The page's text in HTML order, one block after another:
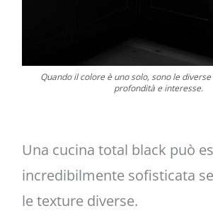
Quando il colore è uno solo, sono le
profondità e interesse.
Una cucina total black può
incredibilmente sofisticata
le texture diverse.